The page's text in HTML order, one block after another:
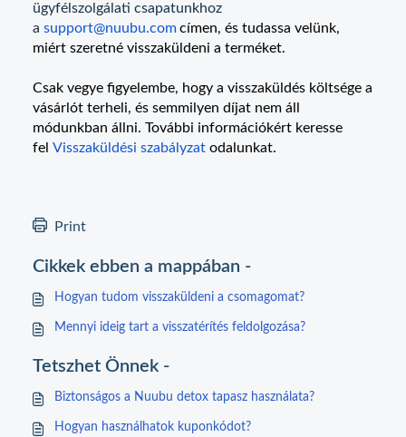
ügyfélszolgálati csapatunkhoz
a support@nuubu.comcímen, és tudassa velünk,
miért szeretné visszaküldeni a terméket.
Csak vegye figyelembe, hogy a visszaküldés költsége a
vásárlót terheli, és semmilyen díjat nem áll
módunkban állni. További információkért keresse
fel Visszaküldési szabályzat odalunkat.
Print
Cikkek ebben a mappában -
Hogyan tudom visszaküldeni a csomagomat?
Mennyi ideig tart a visszatérítés feldolgozása?
Tetszhet Önnek -
Biztonságos a Nuubu detox tapasz használata?
Hogyan használhatok kuponkódot?